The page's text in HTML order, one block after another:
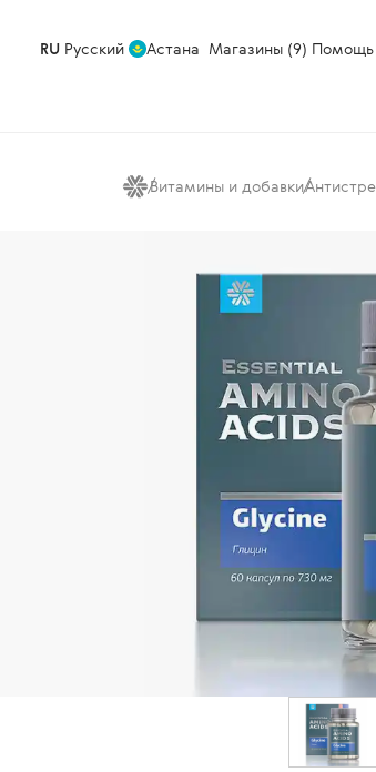
RU Русский Астана Магазины (9) Помощь
Витамины и добавки